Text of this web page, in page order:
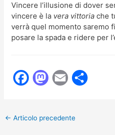
Vincere l’illusione di dover
vincere è la vera vittoriache
verrà quel momento saremo
posare la spada e ridere per
F
e
M
o
E
l
← Articolo precedente